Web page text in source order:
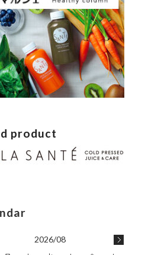
product
2026/08